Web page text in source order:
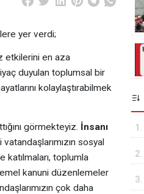
yer verdi;
etkilerini en aza
duyulan toplumsal bir
kolaylaştırabilmek
görmekteyiz. İnsanı
sosyal
katılmaları, toplumla
kanuni düzenlemeler
çok daha
1.
2.
3.